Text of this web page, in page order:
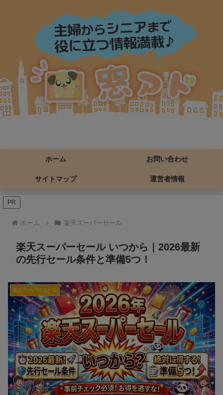
ホーム お問い合わせ
サイトマップ 運営者情報
PR
ホーム 楽天スーパーセール
楽天スーパーセール いつから｜2026最新
の先行セール条件と準備5つ！
楽天スーパーセール